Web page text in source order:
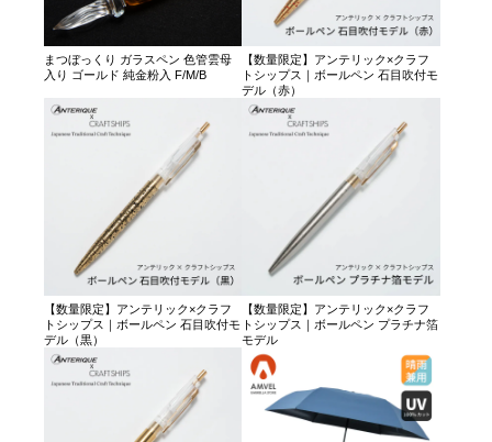
まつぼっくり ガラスペン 色管雲母
入り ゴールド 純金粉入 F/M/B
【数量限定】アンテリック×クラフ
トシップス｜ボールペン 石目吹付モ
デル（赤）
【数量限定】アンテリック×クラフ
トシップス｜ボールペン 石目吹付モ
デル（黒）
【数量限定】アンテリック×クラフ
トシップス｜ボールペン プラチナ箔
モデル